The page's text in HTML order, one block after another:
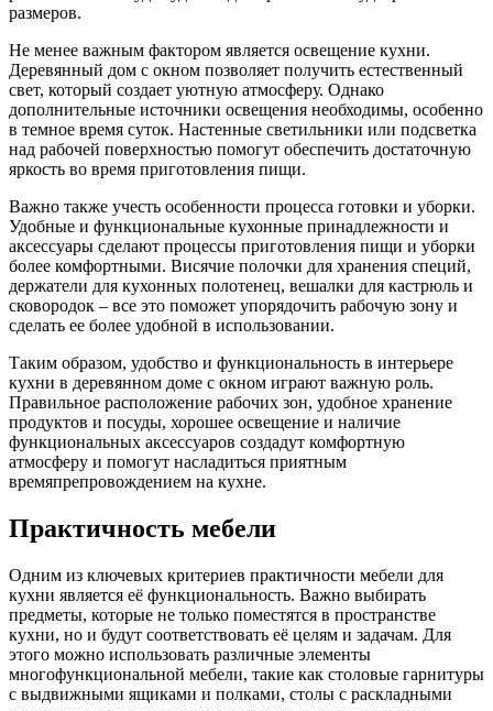
размеров.
Не менее важным фактором является освещение кухни.
Деревянный дом с окном позволяет получить естественный
свет, который создает уютную атмосферу. Однако
дополнительные источники освещения необходимы, особенно
в темное время суток. Настенные светильники или подсветка
над рабочей поверхностью помогут обеспечить достаточную
яркость во время приготовления пищи.
Важно также учесть особенности процесса готовки и уборки.
Удобные и функциональные кухонные принадлежности и
аксессуары сделают процессы приготовления пищи и уборки
более комфортными. Висячие полочки для хранения специй,
держатели для кухонных полотенец, вешалки для кастрюль и
сковородок – все это поможет упорядочить рабочую зону и
сделать ее более удобной в использовании.
Таким образом, удобство и функциональность в интерьере
кухни в деревянном доме с окном играют важную роль.
Правильное расположение рабочих зон, удобное хранение
продуктов и посуды, хорошее освещение и наличие
функциональных аксессуаров создадут комфортную
атмосферу и помогут насладиться приятным
времяпрепровождением на кухне.
Практичность мебели
Одним из ключевых критериев практичности мебели для
кухни является её функциональность. Важно выбирать
предметы, которые не только поместятся в пространстве
кухни, но и будут соответствовать её целям и задачам. Для
этого можно использовать различные элементы
многофункциональной мебели, такие как столовые гарнитуры
с выдвижными ящиками и полками, столы с раскладными